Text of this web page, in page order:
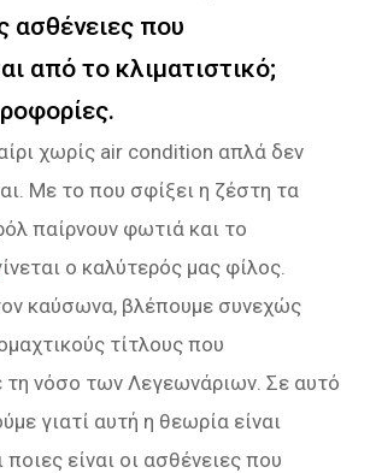
ασθένειες που
από το κλιματιστικό;
χωρίς air condition απλά δεν
Με το που σφίξει η ζέστη τα
παίρνουν φωτιά και το
ο καλύτερός μας φίλος.
καύσωνα, βλέπουμε συνεχώς
τίτλους που
τη νόσο των Λεγεωνάριων. Σε αυτό
γιατί αυτή η θεωρία είναι
ποιες είναι οι ασθένειες που